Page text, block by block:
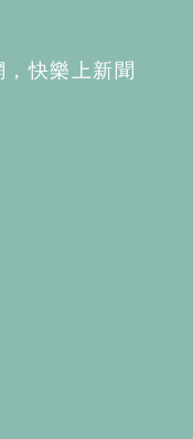
快樂上新聞